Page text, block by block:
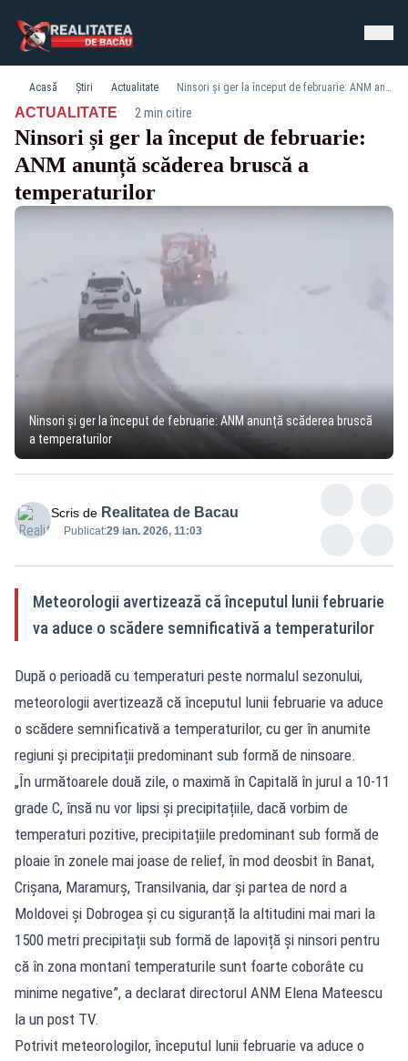
Acasă Știri Actualitate Ninsori și ger la început de februarie: ANM anunță scăderea bruscă a temperaturilor
ACTUALITATE· 2 min citire
Ninsori și ger la început de februarie:
ANM anunță scăderea bruscă a
temperaturilor
Ninsori și ger la început de februarie: ANM anunță scăderea bruscă
a temperaturilor
Scris de Realitatea de Bacau
Publicat:29 ian. 2026, 11:03
Meteorologii avertizează că începutul lunii februarie
va aduce o scădere semnificativă a temperaturilor
După o perioadă cu temperaturi peste normalul sezonului,
meteorologii avertizează că începutul lunii februarie va aduce
o scădere semnificativă a temperaturilor, cu ger în anumite
regiuni și precipitații predominant sub formă de ninsoare.
„În următoarele două zile, o maximă în Capitală în jurul a 10-11
grade C, însă nu vor lipsi și precipitațiile, dacă vorbim de
temperaturi pozitive, precipitațiile predominant sub formă de
ploaie în zonele mai joase de relief, în mod deosbit în Banat,
Crișana, Maramurș, Transilvania, dar și partea de nord a
Moldovei și Dobrogea și cu siguranță la altitudini mai mari la
1500 metri precipitații sub formă de lapoviță și ninsori pentru
că în zona montanî temperaturile sunt foarte coborâte cu
minime negative”, a declarat directorul ANM Elena Mateescu
la un post TV.
Potrivit meteorologilor, începutul lunii februarie va aduce o